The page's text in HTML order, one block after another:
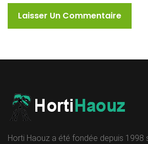
Horti Haouz a été fondée depuis 1998